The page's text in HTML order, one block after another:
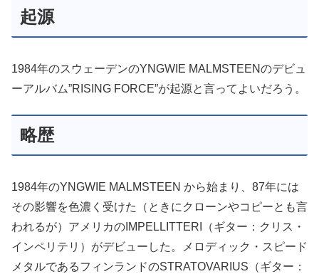
起源
1984年のスウェーデンのYNGWIE MALMSTEENのデビュ
ーアルバム”RISING FORCE”が起源と言ってよいだろう。
略歴
1984年のYNGWIE MALMSTEEN から始まり、87年には
その影響を色濃く受けた（ときにクローンやコピーとも言
われるが）アメリカのIMPELLITTERI（ギター：クリス・
インペリテリ）がデビューした。メロディック・スピード
メタルであるフィンランドのSTRATOVARIUS（ギター：